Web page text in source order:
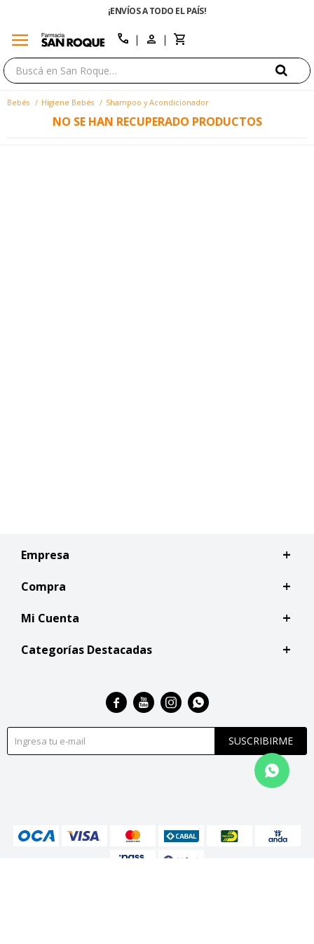
¡ENVÍOS A TODO EL PAÍS!
menu call
Bebés Higiene Bebés Shampoo y Acondicionador
NO SE HAN RECUPERADO PRODUCTOS
Empresa
Compra
Mi Cuenta
Categorías Destacadas
SUSCRIBIRME
   
close